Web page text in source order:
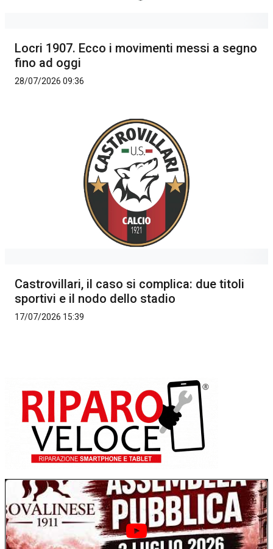
Locri 1907. Ecco i movimenti messi a segno
fino ad oggi
28/07/2026 09:36
Castrovillari, il caso si complica: due titoli
sportivi e il nodo dello stadio
17/07/2026 15:39